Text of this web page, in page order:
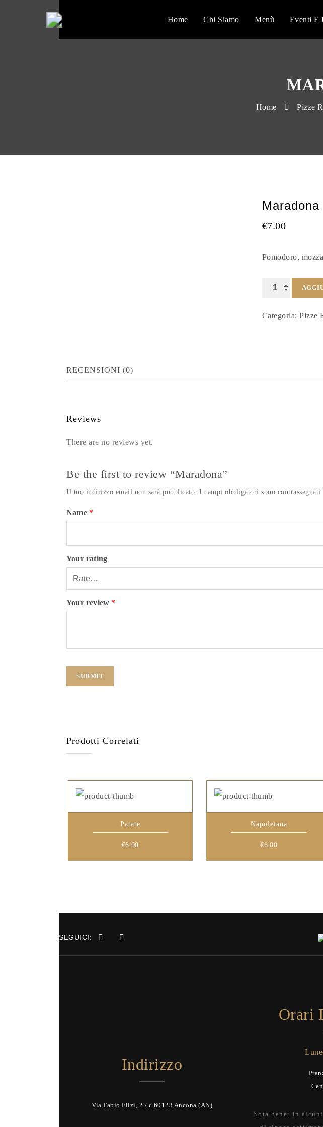
Home Chi Siamo Menù Eventi E
Home Pizze
Maradona
€7.00
Pomodoro,
Maradona
Categoria:Pizze
RECENSIONI (0)
Reviews
There are no reviews yet.
Be the first to review “Maradona”
Il tuo indirizzo email non sarà pubblicato. I campi obbligatori sono contrassegnati
Name *
Your rating
Your review *
Prodotti Correlati
Patate
€6.00
Napoletana
€6.00
SEGUICI:
Indirizzo
Via Fabio Filzi, 2 / c 60123 Ancona (AN)
Orari
Nota bene: In